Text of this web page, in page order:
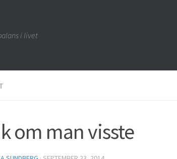
i livet
om man visste